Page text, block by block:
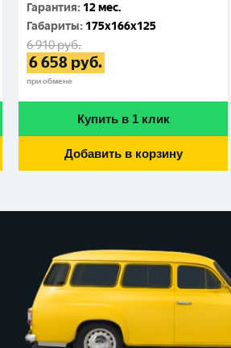
Гарантия: 12 мес.
Габариты: 175x166x125
6 910руб.
6 658 руб.
при обмене
Купить в 1 клик
Добавить в корзину